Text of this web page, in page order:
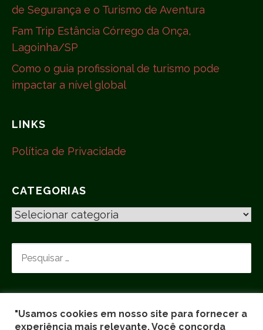
de Segurança e o Turismo de Aventura
Fam Trip Estância Córrego da Onça,
Lagoinha/SP
Como o guia profissional de turismo pode
impactar a nível global
LINKS
Política de Privacidade
CATEGORIAS
C
T
G
A
Q
"Usamos cookies em nosso site para fornecer a
experiência mais relevante. Você concorda